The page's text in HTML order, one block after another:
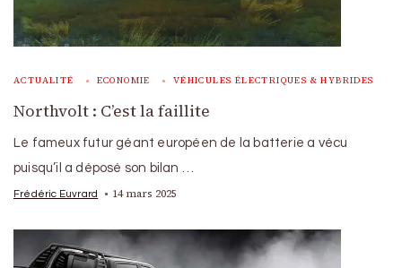
ACTUALITÉ ECONOMIE VÉHICULES ÉLECTRIQUES & HYBRIDES
Northvolt : C’est la faillite
Le fameux futur géant européen de la batterie a vécu
puisqu’il a déposé son bilan …
Frédéric Euvrard 14 mars 2025